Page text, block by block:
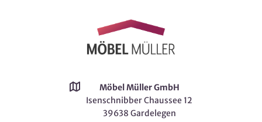
Möbel Müller GmbH
Isenschnibber Chaussee 12
39638 Gardelegen